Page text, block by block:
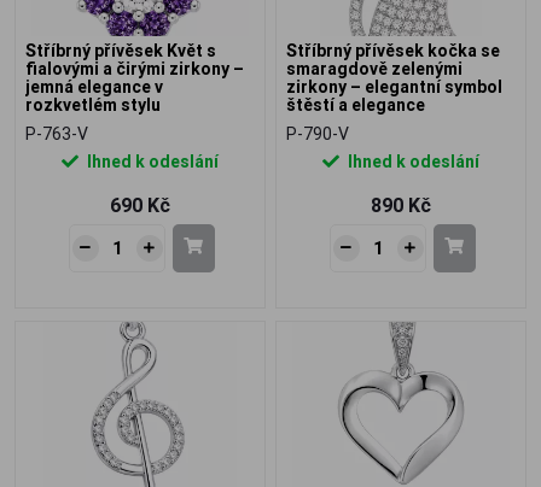
Stříbrný přívěsek Květ s
fialovými a čirými zirkony –
jemná elegance v
rozkvetlém stylu
P-763-V
Ihned k odeslání
690 Kč
Stříbrný přívěsek kočka se
smaragdově zelenými
zirkony – elegantní symbol
štěstí a elegance
P-790-V
Ihned k odeslání
890 Kč